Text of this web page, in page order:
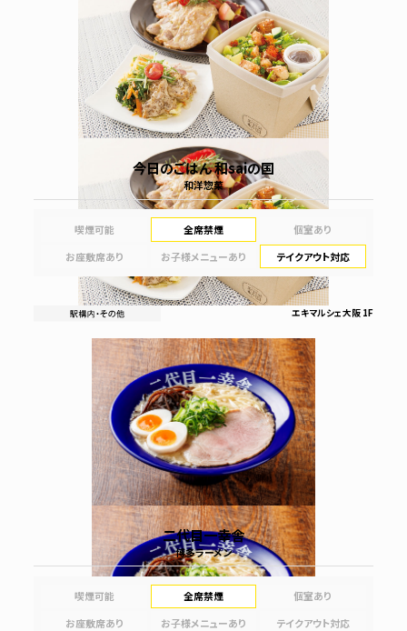
今日のごはん 和saiの国
和洋惣菜
喫煙可能 全席禁煙
個室あり
お座敷席あり
お子様メニューあり テイクアウト対応
エキマルシェ大阪 1F
二代目一幸舎
博多ラーメン
喫煙可能 全席禁煙
個室あり
お座敷席あり
お子様メニューあり テイクアウト対応